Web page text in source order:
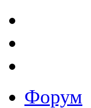
Форум